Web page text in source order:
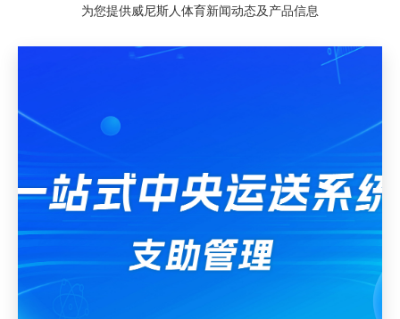
为您提供威尼斯人体育新闻动态及产品信息